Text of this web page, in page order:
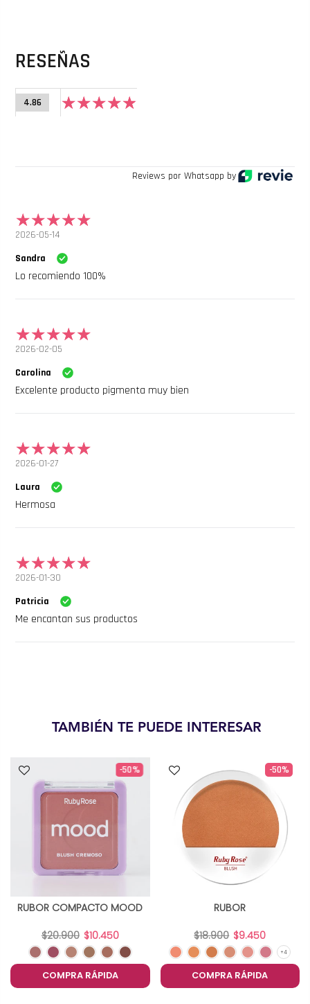
RESEÑAS
4.86
Reviews por Whatsapp by
2026-05-14
Sandra
Lo recomiendo 100%
2026-02-05
Carolina
Excelente producto pigmenta muy bien
2026-01-27
Laura
Hermosa
2026-01-30
Patricia
Me encantan sus productos
TAMBIÉN TE PUEDE INTERESAR
-50%
RUBOR COMPACTO MOOD
$20.900 $10.450
COMPRA RÁPIDA
-50%
RUBOR
$18.900 $9.450
COMPRA RÁPIDA